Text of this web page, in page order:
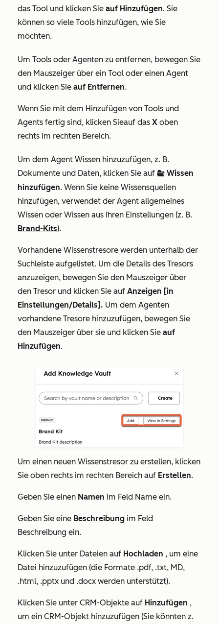
das Tool und klicken Sie auf Hinzufügen. Sie
können so viele Tools hinzufügen, wie Sie
möchten.
Um Tools oder Agenten zu entfernen, bewegen Sie
den Mauszeiger über ein Tool oder einen Agent
und klicken Sie auf Entfernen.
Wenn Sie mit dem Hinzufügen von Tools und
Agents fertig sind, klicken Sieauf das X oben
rechts im rechten Bereich.
Um dem Agent Wissen hinzuzufügen, z. B.
Dokumente und Daten, klicken Sie auf folderOpen Wissen
hinzufügen. Wenn Sie keine Wissensquellen
hinzufügen, verwendet der Agent allgemeines
Wissen oder Wissen aus Ihren Einstellungen (z. B.
Brand-Kits).
Vorhandene Wissenstresore werden unterhalb der
Suchleiste aufgelistet. Um die Details des Tresors
anzuzeigen, bewegen Sie den Mauszeiger über
den Tresor und klicken Sie auf Anzeigen [in
Einstellungen/Details]. Um dem Agenten
vorhandene Tresore hinzuzufügen, bewegen Sie
den Mauszeiger über sie und klicken Sie auf
Hinzufügen.
Um einen neuen Wissenstresor zu erstellen, klicken
Sie oben rechts im rechten Bereich auf Erstellen.
Geben Sie einen Namen im Feld Name ein.
Geben Sie eine Beschreibung im Feld
Beschreibung ein.
Klicken Sie unter Dateien auf Hochladen , um eine
Datei hinzuzufügen (die Formate .pdf, .txt, MD,
.html, .pptx und .docx werden unterstützt).
Klicken Sie unter CRM-Objekte auf Hinzufügen ,
um ein CRM-Objekt hinzuzufügen (Sie könnten z.